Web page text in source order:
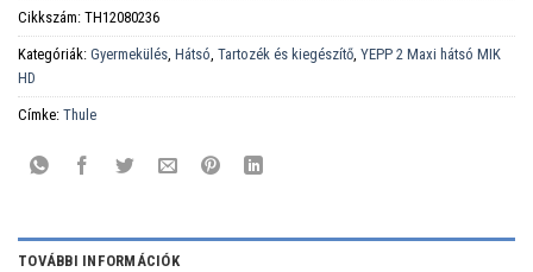
Cikkszám: TH12080236
Kategóriák: Gyermekülés Hátsó Tartozék és kiegészítő YEPP 2 Maxi hátsó MIK
HD
Címke: Thule
TOVÁBBI INFORMÁCIÓK